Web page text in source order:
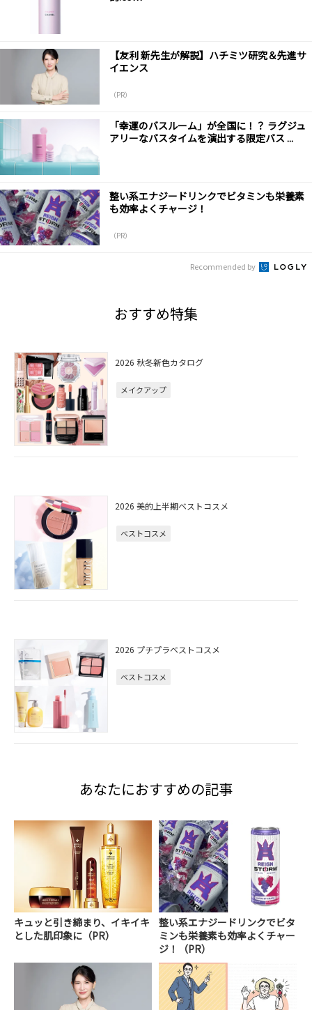
【友利 新先生が解説】ハチミツ研究＆先進サ
イエンス
（PR）
「幸運のバスルーム」が全国に！？ ラグジュ
アリーなバスタイムを演出する限定バス ...
整い系エナジードリンクでビタミンも栄養素
も効率よくチャージ！
（PR）
Recommended by
おすすめ特集
2026 秋冬新色カタログ
メイクアップ
2026 美的上半期ベストコスメ
ベストコスメ
2026 プチプラベストコスメ
ベストコスメ
あなたにおすすめの記事
キュッと引き締まり、イキイキ
とした肌印象に（PR）
整い系エナジードリンクでビタ
ミンも栄養素も効率よくチャー
ジ！（PR）